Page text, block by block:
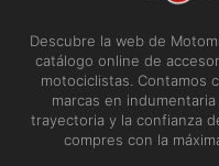
Descubre la web de
catálogo online de
motociclistas. Contamos
marcas en
trayectoria y la confianza
compres con la